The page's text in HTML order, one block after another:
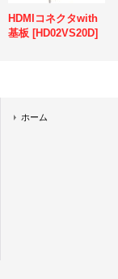
HDMIコネクタwith
基板 [HD02VS20D]
ホーム